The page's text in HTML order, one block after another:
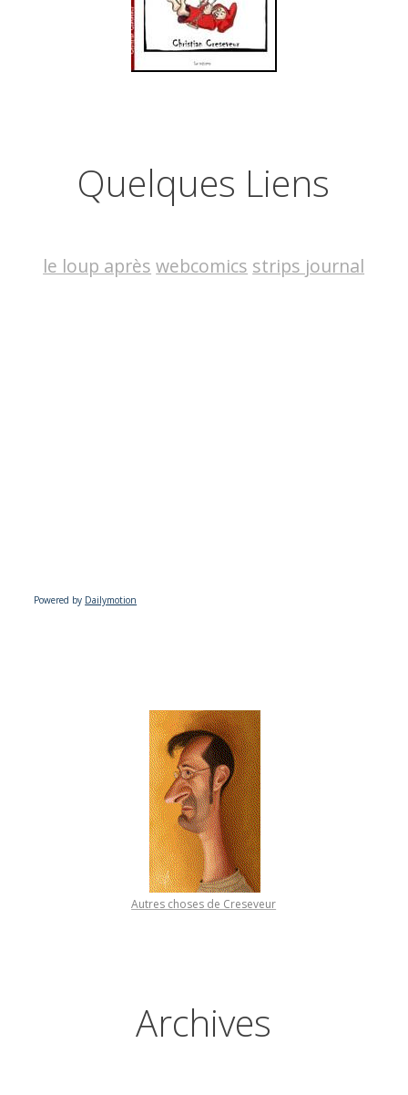
Quelques Liens
le loup après webcomics strips journal
Powered by Dailymotion
Autres choses de Creseveur
Archives